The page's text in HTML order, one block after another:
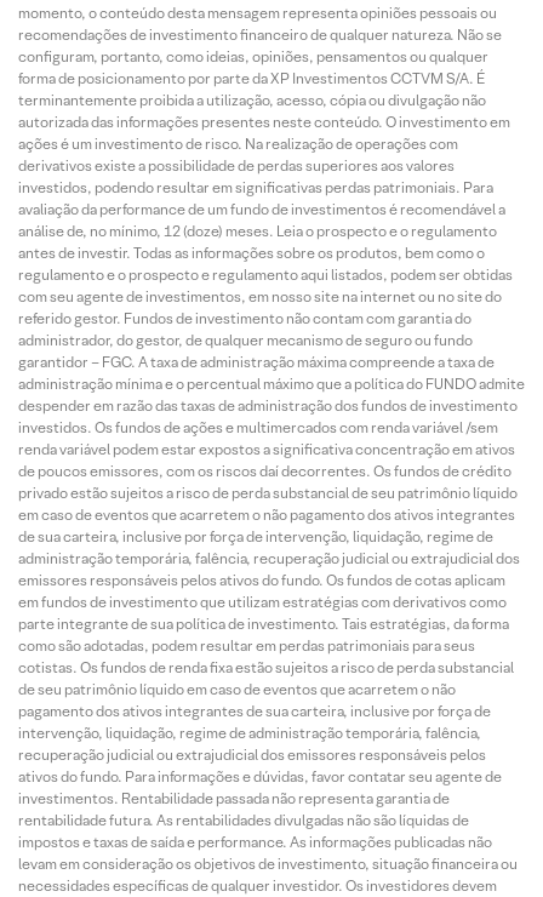
momento, o conteúdo desta mensagem representa opiniões pessoais ou
recomendações de investimento financeiro de qualquer natureza. Não se
configuram, portanto, como ideias, opiniões, pensamentos ou qualquer
forma de posicionamento por parte da XP Investimentos CCTVM S/A. É
terminantemente proibida a utilização, acesso, cópia ou divulgação não
autorizada das informações presentes neste conteúdo. O investimento em
ações é um investimento de risco. Na realização de operações com
derivativos existe a possibilidade de perdas superiores aos valores
investidos, podendo resultar em significativas perdas patrimoniais. Para
avaliação da performance de um fundo de investimentos é recomendável a
análise de, no mínimo, 12 (doze) meses. Leia o prospecto e o regulamento
antes de investir. Todas as informações sobre os produtos, bem como o
regulamento e o prospecto e regulamento aqui listados, podem ser obtidas
com seu agente de investimentos, em nosso site na internet ou no site do
referido gestor. Fundos de investimento não contam com garantia do
administrador, do gestor, de qualquer mecanismo de seguro ou fundo
garantidor – FGC. A taxa de administração máxima compreende a taxa de
administração mínima e o percentual máximo que a política do FUNDO admite
despender em razão das taxas de administração dos fundos de investimento
investidos. Os fundos de ações e multimercados com renda variável /sem
renda variável podem estar expostos a significativa concentração em ativos
de poucos emissores, com os riscos daí decorrentes. Os fundos de crédito
privado estão sujeitos a risco de perda substancial de seu patrimônio líquido
em caso de eventos que acarretem o não pagamento dos ativos integrantes
de sua carteira, inclusive por força de intervenção, liquidação, regime de
administração temporária, falência, recuperação judicial ou extrajudicial dos
emissores responsáveis pelos ativos do fundo. Os fundos de cotas aplicam
em fundos de investimento que utilizam estratégias com derivativos como
parte integrante de sua política de investimento. Tais estratégias, da forma
como são adotadas, podem resultar em perdas patrimoniais para seus
cotistas. Os fundos de renda fixa estão sujeitos a risco de perda substancial
de seu patrimônio líquido em caso de eventos que acarretem o não
pagamento dos ativos integrantes de sua carteira, inclusive por força de
intervenção, liquidação, regime de administração temporária, falência,
recuperação judicial ou extrajudicial dos emissores responsáveis pelos
ativos do fundo. Para informações e dúvidas, favor contatar seu agente de
investimentos. Rentabilidade passada não representa garantia de
rentabilidade futura. As rentabilidades divulgadas não são líquidas de
impostos e taxas de saída e performance. As informações publicadas não
levam em consideração os objetivos de investimento, situação financeira ou
necessidades específicas de qualquer investidor. Os investidores devem